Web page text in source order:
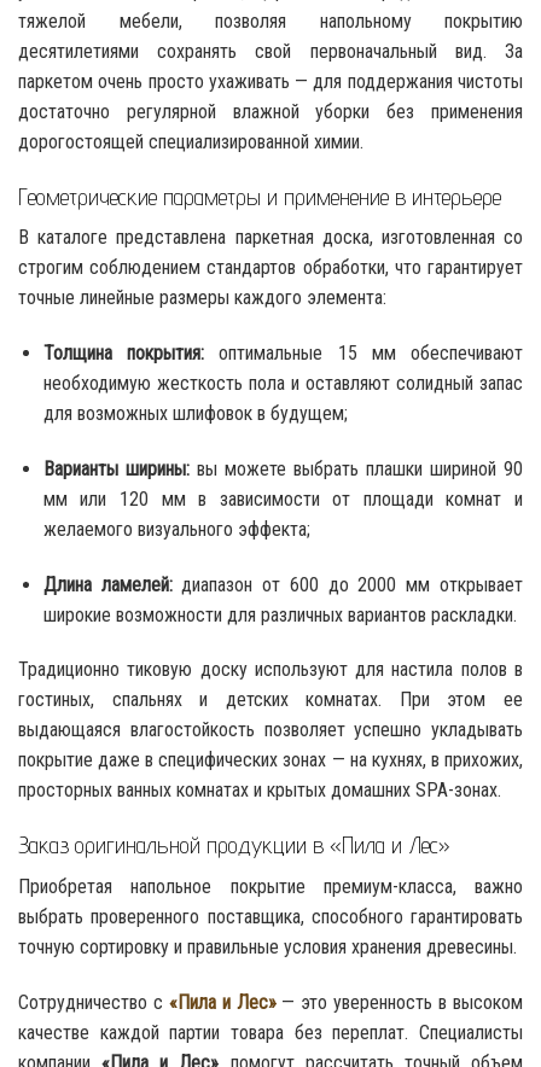
тяжелой мебели, позволяя напольному покрытию
десятилетиями сохранять свой первоначальный вид. За
паркетом очень просто ухаживать — для поддержания чистоты
достаточно регулярной влажной уборки без применения
дорогостоящей специализированной химии.
Геометрические параметры и применение в интерьере
В каталоге представлена паркетная доска, изготовленная со
строгим соблюдением стандартов обработки, что гарантирует
точные линейные размеры каждого элемента:
Толщина покрытия: оптимальные 15 мм обеспечивают
необходимую жесткость пола и оставляют солидный запас
для возможных шлифовок в будущем;
Варианты ширины:вы можете выбрать плашки шириной 90
мм или 120 мм в зависимости от площади комнат и
желаемого визуального эффекта;
Длина ламелей:диапазон от 600 до 2000 мм открывает
широкие возможности для различных вариантов раскладки.
Традиционно тиковую доску используют для настила полов в
гостиных, спальнях и детских комнатах. При этом ее
выдающаяся влагостойкость позволяет успешно укладывать
покрытие даже в специфических зонах — на кухнях, в прихожих,
просторных ванных комнатах и крытых домашних SPA-зонах.
Заказ оригинальной продукции в «Пила и Лес»
Приобретая напольное покрытие премиум-класса, важно
выбрать проверенного поставщика, способного гарантировать
точную сортировку и правильные условия хранения древесины.
Сотрудничество с «Пила и Лес»— это уверенность в высоком
качестве каждой партии товара без переплат. Специалисты
компании«Пила и Лес» помогут рассчитать точный объем